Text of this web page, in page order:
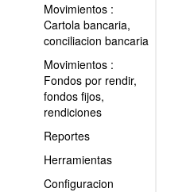
Movimientos :
Cartola bancaria,
conciliacion bancaria
Movimientos :
Fondos por rendir,
fondos fijos,
rendiciones
Reportes
Herramientas
Configuracion